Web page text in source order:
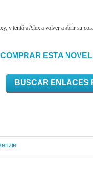
y tentó a Alex a volver a abrir su
COMPRAR ESTA
BUSCAR ENLACES